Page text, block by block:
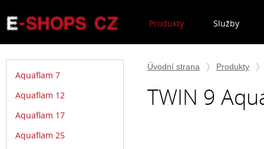
Produkty Služby
Úvodní strana Produkty
TWIN 9
Aquaflam 7
Aquaflam 12
Aquaflam 17
Aquaflam 25